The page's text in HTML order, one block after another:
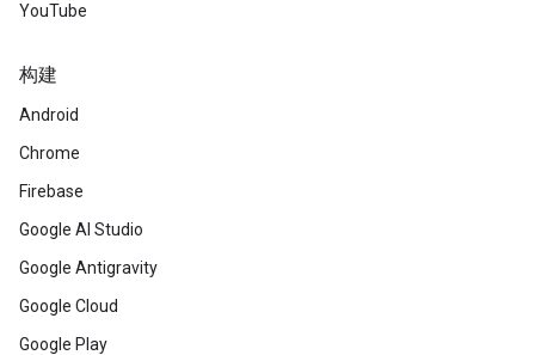
YouTube
构建
Android
Chrome
Firebase
Google AI Studio
Google Antigravity
Google Cloud
Google Play